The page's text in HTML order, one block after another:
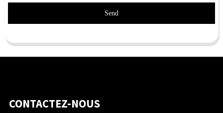
Send
CONTACTEZ-NOUS